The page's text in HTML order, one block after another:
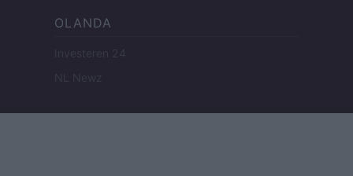
OLANDA
Investeren 24
NL Newz